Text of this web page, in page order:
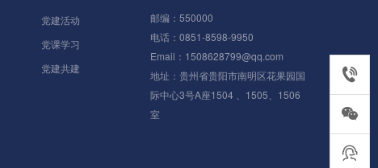
0851-
在线客服
党建活动
党课学习
党建共建
邮编：550000
电话：0851-8598-9950
Email：1508628799@qq.com
地址：贵州省贵阳市南明区花果园国
际中心3号A座1504 、1505、1506
室